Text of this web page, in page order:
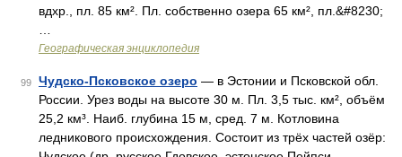
вдхр., пл. 85 км². Пл. собственно озера 65 км², пл.&#8230;
Географическая энциклопедия
99 Чудско-Псковское озеро — в Эстонии и Псковской обл.
России. Урез воды на высоте 30 м. Пл. 3,5 тыс. км², объём
25,2 км³. Наиб. глубина 15 м, сред. 7 м. Котловина
ледникового происхождения. Состоит из трёх частей озёр: